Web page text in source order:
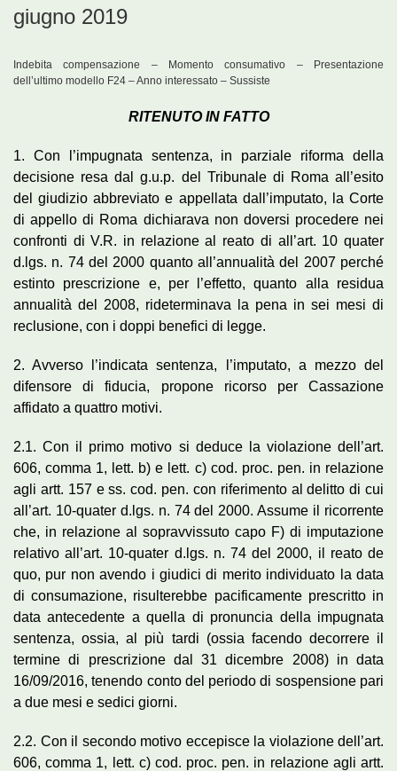
giugno 2019
Indebita compensazione – Momento consumativo – Presentazione
dell’ultimo modello F24 – Anno interessato – Sussiste
RITENUTO IN FATTO
1. Con l’impugnata sentenza, in parziale riforma della
decisione resa dal g.u.p. del Tribunale di Roma all’esito
del giudizio abbreviato e appellata dall’imputato, la Corte
di appello di Roma dichiarava non doversi procedere nei
confronti di V.R. in relazione al reato di all’art. 10 quater
d.lgs. n. 74 del 2000 quanto all’annualità del 2007 perché
estinto prescrizione e, per l’effetto, quanto alla residua
annualità del 2008, rideterminava la pena in sei mesi di
reclusione, con i doppi benefici di legge.
2. Avverso l’indicata sentenza, l’imputato, a mezzo del
difensore di fiducia, propone ricorso per Cassazione
affidato a quattro motivi.
2.1. Con il primo motivo si deduce la violazione dell’art.
606, comma 1, lett. b) e lett. c) cod. proc. pen. in relazione
agli artt. 157 e ss. cod. pen. con riferimento al delitto di cui
all’art. 10-quater d.lgs. n. 74 del 2000. Assume il ricorrente
che, in relazione al sopravvissuto capo F) di imputazione
relativo all’art. 10-quater d.lgs. n. 74 del 2000, il reato de
quo, pur non avendo i giudici di merito individuato la data
di consumazione, risulterebbe pacificamente prescritto in
data antecedente a quella di pronuncia della impugnata
sentenza, ossia, al più tardi (ossia facendo decorrere il
termine di prescrizione dal 31 dicembre 2008) in data
16/09/2016, tenendo conto del periodo di sospensione pari
a due mesi e sedici giorni.
2.2. Con il secondo motivo eccepisce la violazione dell’art.
606, comma 1, lett. c) cod. proc. pen. in relazione agli artt.